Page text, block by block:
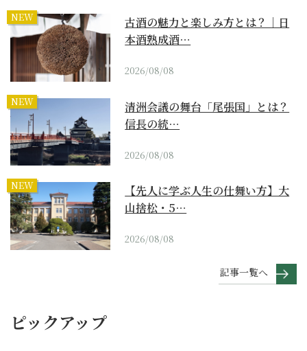
NEW
古酒の魅力と楽しみ方とは？｜日
本酒熟成酒…
2026/08/08
NEW
清洲会議の舞台「尾張国」とは？
信長の統…
2026/08/08
NEW
【先人に学ぶ人生の仕舞い方】大
山捨松・5…
2026/08/08
記事一覧へ
ピックアップ